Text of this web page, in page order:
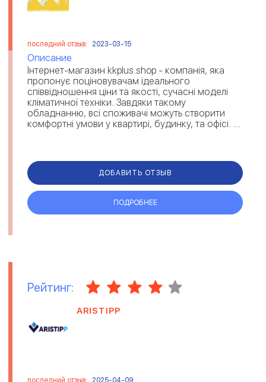
последний отзыв: 2023-03-15
Описание
Інтернет-магазин kkplus.shop - компанія, яка
пропонує поціновувачам ідеального
співвідношення ціни та якості, сучасні моделі
кліматичної техніки. Завдяки такому
обладнанню, всі споживачі можуть створити
комфортні умови у квартирі, будинку, та офісі. ...
ДОБАВИТЬ ОТЗЫВ
ПОДРОБНЕЕ
Рейтинг:
ARISTIPP
последний отзыв: 2025-04-09